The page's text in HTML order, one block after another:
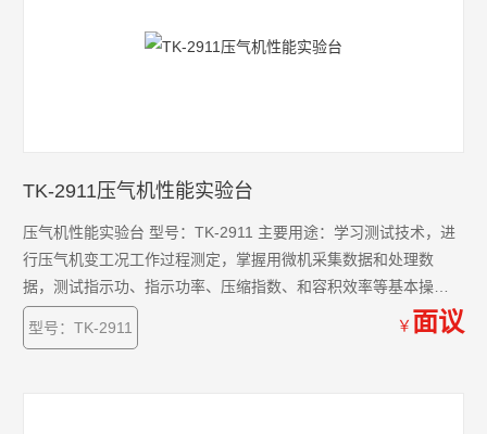
TK-2911压气机性能实验台
压气机性能实验台 型号：TK-2911 主要用途：学习测试技术，进
行压气机变工况工作过程测定，掌握用微机采集数据和处理数
据，测试指示功、指示功率、压缩指数、和容积效率等基本操作
方法。了解分析采样频率对实验结果的影响。
型号：TK-2911
￥ 面议